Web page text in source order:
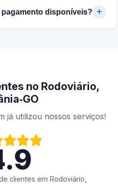
disponíveis?
no Rodoviário,
já utilizou nossos serviços!
clientes em Rodoviário,